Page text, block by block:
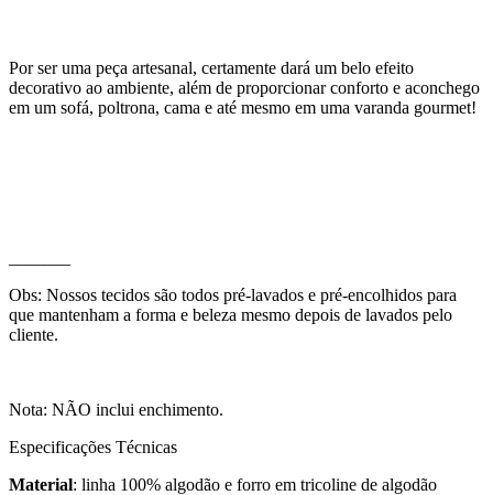
Por ser uma peça artesanal, certamente dará um belo efeito
decorativo ao ambiente, além de proporcionar conforto e aconchego
em um sofá, poltrona, cama e até mesmo em uma varanda gourmet!
Obs: Nossos tecidos são todos pré-lavados e pré-encolhidos para
que mantenham a forma e beleza mesmo depois de lavados pelo
cliente.
Nota: NÃO inclui enchimento.
Especificações Técnicas
Material: linha 100% algodão e forro em tricoline de algodão